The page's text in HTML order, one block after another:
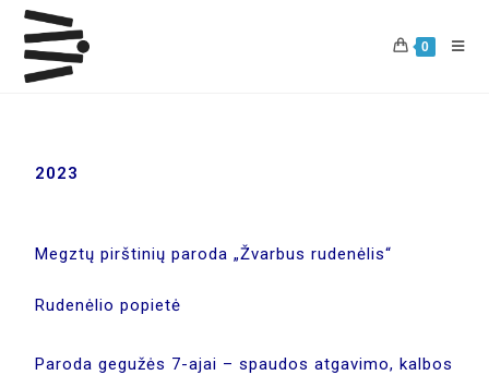
0
2023
Megztų pirštinių paroda „Žvarbus rudenėlis“
Rudenėlio popietė
Paroda gegužės 7-ajai – spaudos atgavimo, kalbos